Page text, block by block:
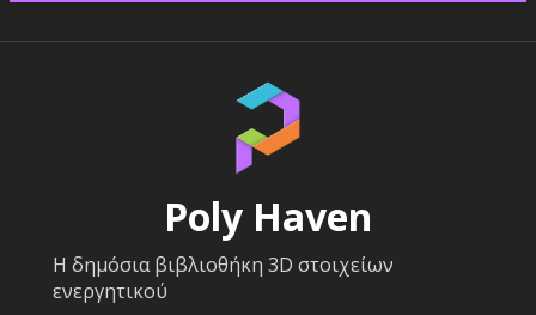
Poly Haven
Η δημόσια βιβλιοθήκη 3D στοιχείων
ενεργητικού